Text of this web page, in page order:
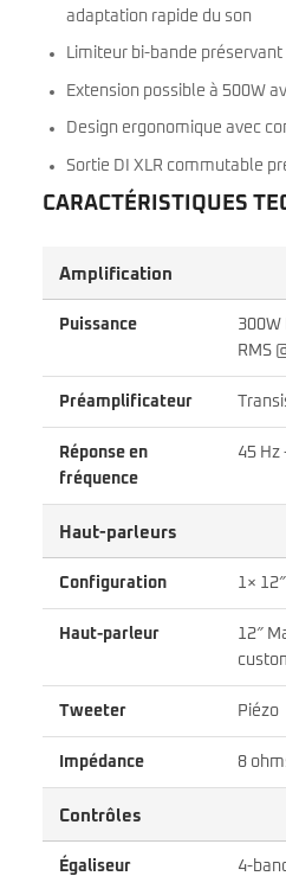
adaptation rapide du son
Limiteur bi-bande
Extension possible à 500W
Design ergonomique avec
Sortie DI XLR commutable
CARACTÉRISTIQUES
Amplification
Puissance
300W
RMS
Préamplificateur
Réponse en
fréquence
45 Hz
Haut-parleurs
Configuration 1×
Haut-parleur
12″
Tweeter Piézo
Impédance 8
Contrôles
Égaliseur 4-